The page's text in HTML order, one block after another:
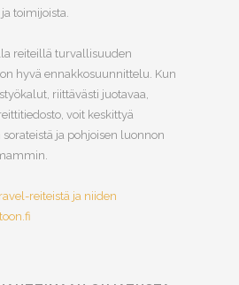
toimijoista.
reiteillä turvallisuuden
hyvä ennakkosuunnittelu. Kun
riittävästi juotavaa,
voit keskittyä
ja pohjoisen luonnon
reiteistä ja niiden